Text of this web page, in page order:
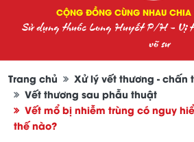
CỘNG ĐỒNG CÙNG NHAU CHIA
Sử dụng thuốc Long Huyết P/H - Vị
võ sư
Trang chủ
Xử lý vết thương - chấn
Vết thương sau phẫu thuật
Vết mổ bị nhiễm trùng có nguy
thế nào?